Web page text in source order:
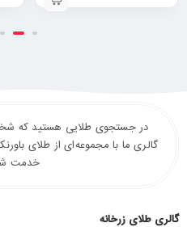
در جستجوی طلایی هستید که
گالری ما با مجموعه‌ای از طلای
خدمت
گالری طلای زرخانه